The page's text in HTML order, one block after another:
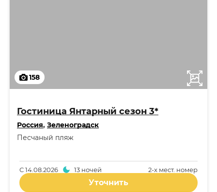
158
Гостиница Янтарный сезон 3*
Россия, Зеленоградск
Песчаный пляж
2-x мест. номер
С14.08.2026 13 ночей
Уточнить